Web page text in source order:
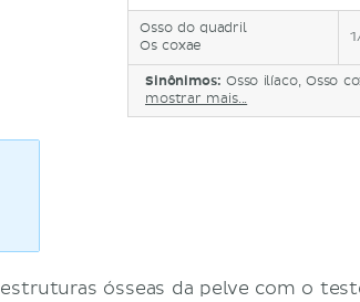
Osso do quadril
Os coxae
Sinônimos: Osso ilíaco, Osso
mostrar mais...
ósseas da pelve com o